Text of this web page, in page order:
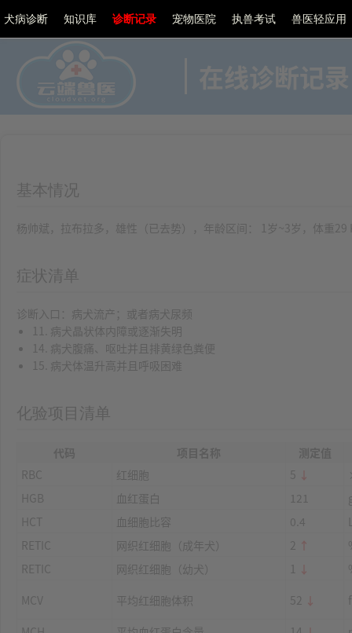
犬病诊断 知识库 诊断记录 宠物医院 执兽考试 兽医轻应用
基本情况
杨帅斌，拉布拉多，雄性（已去势），年龄区间： 1岁~3岁，体重
症状清单
诊断入口：病犬流产；或者病犬尿频
11. 病犬晶状体内障或逐渐失明
14. 病犬腹痛、呕吐并且排黄绿色粪便
15. 病犬体温升高并且呼吸困难
化验项目清单
代码 项目名称
测定值
RBC
红细胞 5 ↓
HGB
血红蛋白 121
HCT
血细胞比容 0.4
RETIC
网织红细胞（成年犬） 2 ↑
RETIC
网织红细胞（幼犬） 1 ↓
MCV
平均红细胞体积 52 ↓